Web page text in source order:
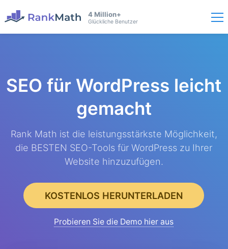
4 Million+
Glückliche Benutzer
SEO für WordPress leicht
gemacht
Rank Math ist die leistungsstärkste Möglichkeit,
die BESTEN SEO-Tools für WordPress zu Ihrer
Website hinzuzufügen.
KOSTENLOS HERUNTERLADEN
Probieren Sie die Demo hier aus